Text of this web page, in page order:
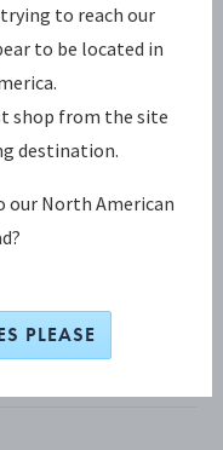
to reach our
to be located in
shop from the site
destination.
our North American
PLEASE